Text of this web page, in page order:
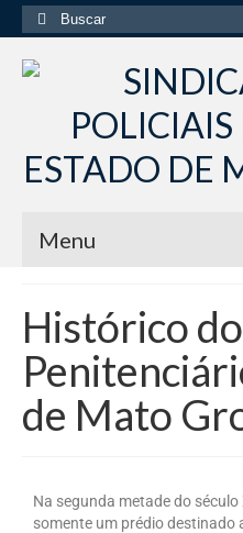
Menu
Institucional
Diretoria Sindsppen
Histórico do
de Mato Grosso
Histórico
de Mato
Na segunda metade do
somente um prédio destinado